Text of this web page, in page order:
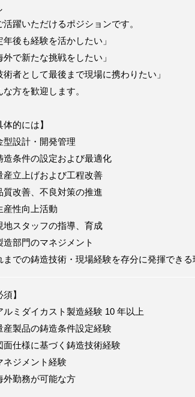
活躍いただけるポジションです。
年後も経験を活かしたい」
外で新たな挑戦をしたい」
術者として最後まで現場に携わりたい」
な方を歓迎します。
体的には】
型設計・開発管理
造条件の設定および最適化
産立上げおよび工程改善
質改善、不良対策の推進
産性向上活動
地スタッフの指導、育成
造部門のマネジメント
までの鋳造技術・現場経験を存分に発揮できる
須】
ルミダイカスト製造経験 10 年以上
産製品の鋳造条件設定経験
面仕様に基づく鋳造技術経験
ネジメント経験
外勤務が可能な方